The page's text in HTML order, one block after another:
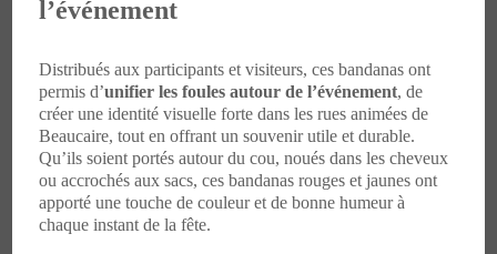
l’événement
Distribués aux participants et visiteurs, ces bandanas ont
permis d’unifier les foules autour de l’événement, de
créer une identité visuelle forte dans les rues animées de
Beaucaire, tout en offrant un souvenir utile et durable.
Qu’ils soient portés autour du cou, noués dans les cheveux
ou accrochés aux sacs, ces bandanas rouges et jaunes ont
apporté une touche de couleur et de bonne humeur à
chaque instant de la fête.